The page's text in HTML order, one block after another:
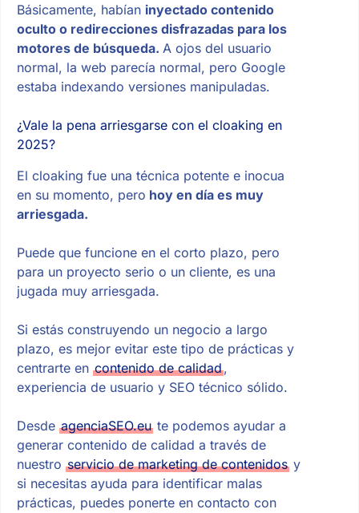
Básicamente, habían inyectado contenido
oculto o redirecciones disfrazadas para los
motores de búsqueda. A ojos del usuario
normal, la web parecía normal, pero Google
estaba indexando versiones manipuladas.
¿Vale la pena arriesgarse con el cloaking en
2025?
El cloaking fue una técnica potente e inocua
en su momento, pero hoy en día es muy
arriesgada.
Puede que funcione en el corto plazo, pero
para un proyecto serio o un cliente, es una
jugada muy arriesgada.
Si estás construyendo un negocio a largo
plazo, es mejor evitar este tipo de prácticas y
centrarte en contenido de calidad,
experiencia de usuario y SEO técnico sólido.
Desde agenciaSEO.eute podemos ayudar a
generar contenido de calidad a través de
nuestro servicio de marketing de contenidosy
si necesitas ayuda para identificar malas
prácticas, puedes ponerte en contacto con